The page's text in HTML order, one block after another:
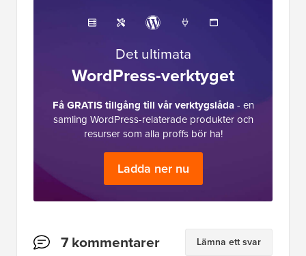
Det ultimata
WordPress-verktyget
Få GRATIS tillgång till vår verktygslåda- en
samling WordPress-relaterade produkter och
resurser som alla proffs bör ha!
Ladda ner nu
Läsarnas7 kommentarer Lämna ett svar